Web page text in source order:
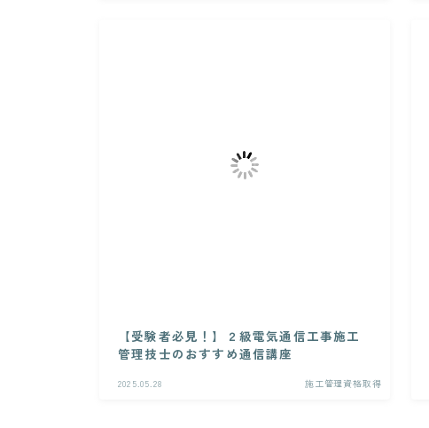
【受験者必見！】２級電気通信工事施工
管理技士のおすすめ通信講座
2025.05.28 施工管理資格取得